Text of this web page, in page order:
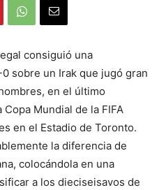
consiguió una
sobre un Irak que jugó gran
en el último
Mundial de la FIFA
en el Estadio de Toronto.
la diferencia de
colocándola en una
a los dieciseisavos de